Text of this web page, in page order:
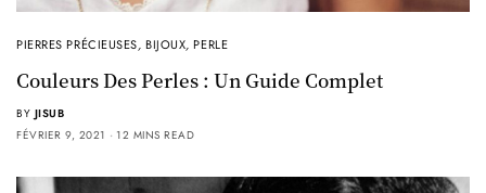
PIERRES PRÉCIEUSES,BIJOUX,PERLE
Couleurs Des Perles : Un Guide Complet
BY JISUB
FÉVRIER 9, 2021
12 MINS READ